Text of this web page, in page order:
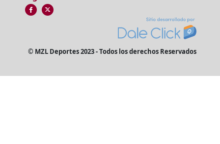
© MZL Deportes 2023 - Todos los derechos Reservados